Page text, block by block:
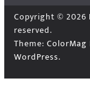
Copyright © 2026
reserved.
Theme: ColorMag
WordPress.